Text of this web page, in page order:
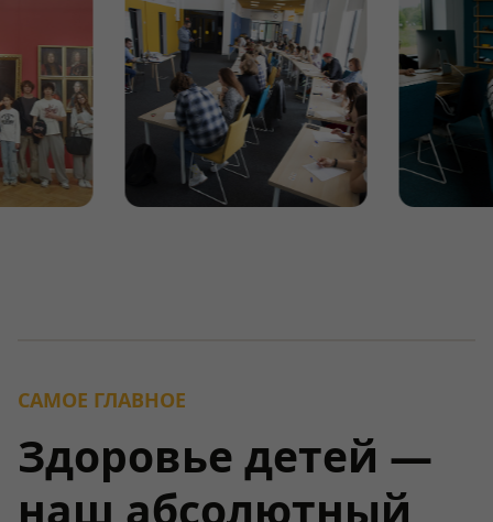
САМОЕ ГЛАВНОЕ
Здоровье детей —
наш абсолютный